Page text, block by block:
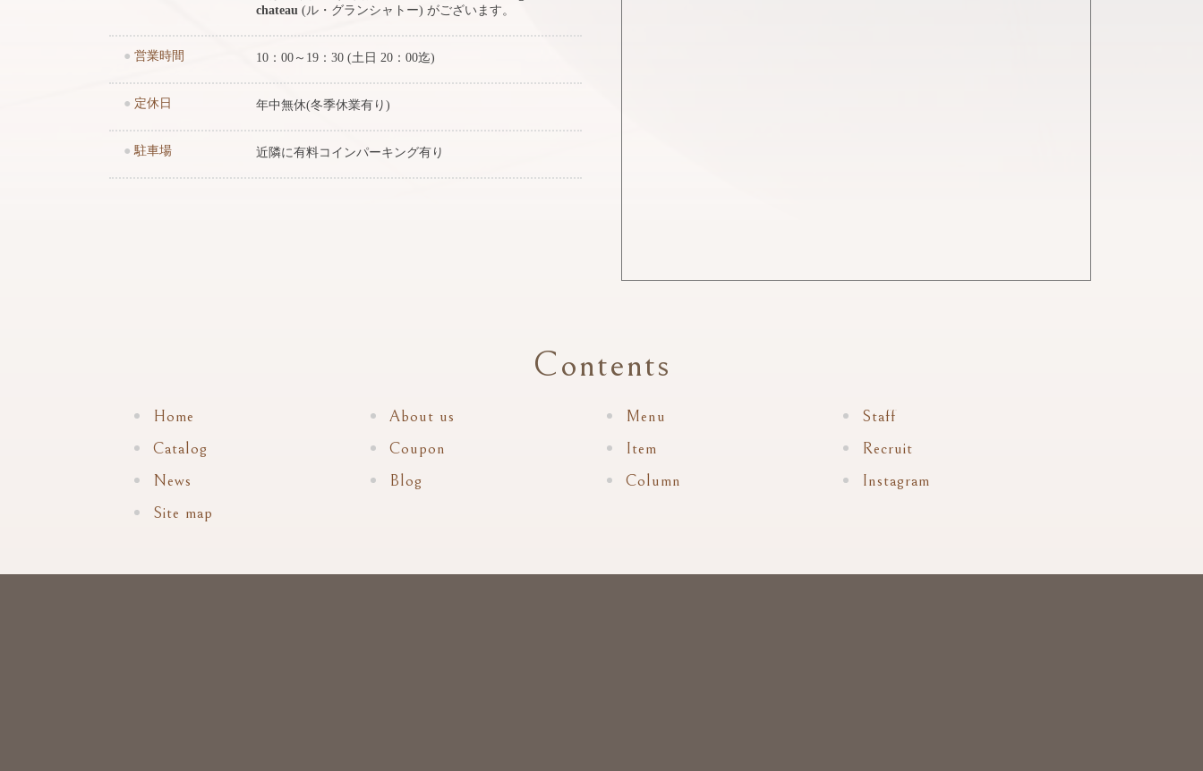
chateau (ル・グランシャトー) がございます。
● 営業時間 10：00～19：30 (土日 20：00迄)
● 定休日 年中無休(冬季休業有り)
● 駐車場 近隣に有料コインパーキング有り
Contents
Home About us Menu
Staff
Catalog
Coupon Item
Recruit
News
Blog Column
Instagram
Site map